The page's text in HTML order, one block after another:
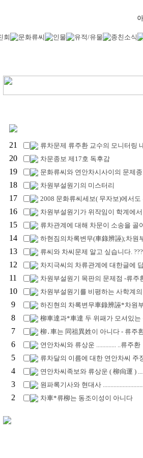
21 류차문제 류주환 교수의 모니터링
20
차문종보 제17호 독후감
19
문화류씨와 연안차시사이의 문제
18
차원부설원기의 미스터리
17
2008 문화류씨세보( 무자보)에서
16
차원부설원기가 위작임이 학계에
15
류차관계에 대해 차문이 소송을 골
14
하현짐의차록변무(車錄辨誣);차원
13
류씨와 차씨문제 알고 싶습니다.
12
차지극씨의 차류관계에 대한글에
11
차원부설원기 목판의 문제점 -류주
10
차원부설원기를 비평하는 사학계
9
하진현의 차록변무車錄辨誣*차원
8
柳車達과*車達 두 위패가 모셔있
7
柳․車는 同祖異姓이 아니다 - 류주
6
연안차씨와 류상운 ............. ..류주환
5
류차달의 이름에 대한 연안차씨 주
4
연안차씨족보와 류상운 ( 柳尙運 )
3
원파록기사와 현대사
2
차車*류柳는 동조이성이 아니다